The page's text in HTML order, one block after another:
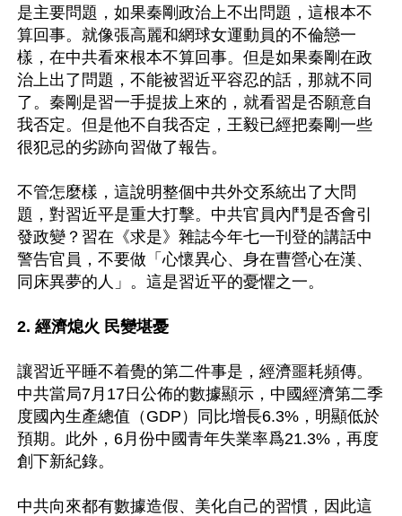
是主要問題，如果秦剛政治上不出問題，這根本不
算回事。就像張高麗和網球女運動員的不倫戀一
樣，在中共看來根本不算回事。但是如果秦剛在政
治上出了問題，不能被習近平容忍的話，那就不同
了。秦剛是習一手提拔上來的，就看習是否願意自
我否定。但是他不自我否定，王毅已經把秦剛一些
很犯忌的劣跡向習做了報告。
不管怎麼樣，這說明整個中共外交系統出了大問
題，對習近平是重大打擊。中共官員內鬥是否會引
發政變？習在《求是》雜誌今年七一刊登的講話中
警告官員，不要做「心懷異心、身在曹營心在漢、
同床異夢的人」。這是習近平的憂懼之一。
2. 經濟熄火 民變堪憂
讓習近平睡不着覺的第二件事是，經濟噩耗頻傳。
中共當局7月17日公佈的數據顯示，中國經濟第二季
度國內生產總值（GDP）同比增長6.3%，明顯低於
預期。此外，6月份中國青年失業率爲21.3%，再度
創下新紀錄。
中共向來都有數據造假、美化自己的習慣，因此這